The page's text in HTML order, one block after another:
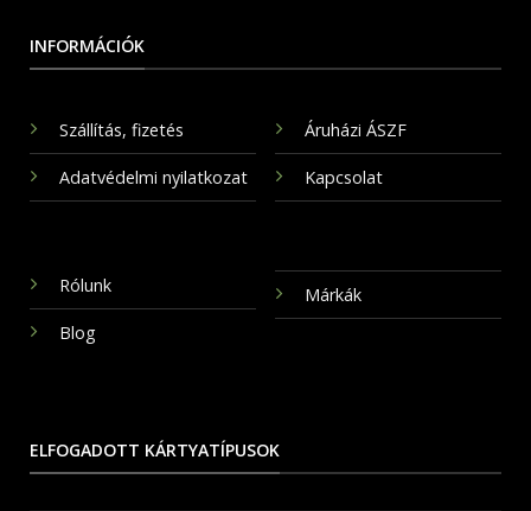
INFORMÁCIÓK
Szállítás, fizetés
Adatvédelmi nyilatkozat
Áruházi ÁSZF
Kapcsolat
Rólunk
Blog
Márkák
ELFOGADOTT KÁRTYATÍPUSOK